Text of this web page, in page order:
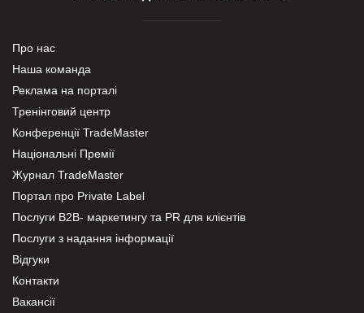
Про нас
Наша команда
Реклама на порталі
Тренінговий центр
Конференції TradeMaster
Національні Премії
Журнал TradeMaster
Портал про Private Label
Послуги В2В- маркетингу та PR для клієнтів
Послуги з надання інформації
Відгуки
Контакти
Вакансії